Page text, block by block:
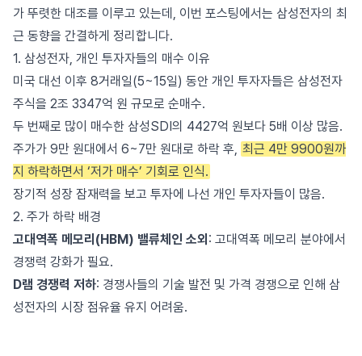
가 뚜렷한 대조를 이루고 있는데, 이번 포스팅에서는 삼성전자의 최
근 동향을 간결하게 정리합니다.
1. 삼성전자, 개인 투자자들의 매수 이유
미국 대선 이후 8거래일(5~15일) 동안 개인 투자자들은 삼성전자
주식을 2조 3347억 원 규모로 순매수.
두 번째로 많이 매수한 삼성SDI의 4427억 원보다 5배 이상 많음.
주가가 9만 원대에서 6~7만 원대로 하락 후, 최근 4만 9900원까
지 하락하면서 ‘저가 매수’ 기회로 인식.
장기적 성장 잠재력을 보고 투자에 나선 개인 투자자들이 많음.
2. 주가 하락 배경
고대역폭 메모리(HBM) 밸류체인 소외 : 고대역폭 메모리 분야에서
경쟁력 강화가 필요.
D램 경쟁력 저하: 경쟁사들의 기술 발전 및 가격 경쟁으로 인해 삼
성전자의 시장 점유율 유지 어려움.